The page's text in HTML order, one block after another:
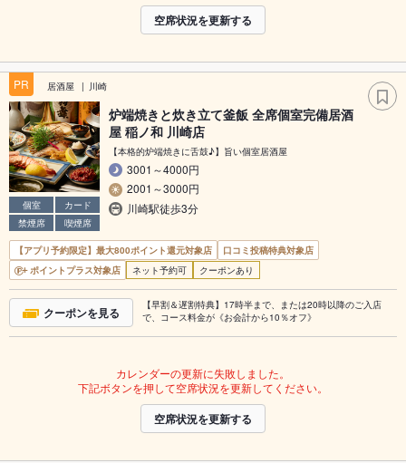
空席状況を更新する
PR 居酒屋 川崎
個室
カード
禁煙席
喫煙席
炉端焼きと炊き立て釜飯 全席個室完備居酒
屋 稲ノ和 川崎店
【本格的炉端焼きに舌鼓♪】旨い個室居酒屋
3001～4000円
2001～3000円
川崎駅徒歩3分
【アプリ予約限定】最大800ポイント還元対象店
口コミ投稿特典対象店
ポイントプラス対象店
ネット予約可 クーポンあり
クーポンを見る
【早割＆遅割特典】17時半まで、または20時以降のご入店
で、コース料金が《お会計から10％オフ》
カレンダーの更新に失敗しました。
下記ボタンを押して空席状況を更新してください。
空席状況を更新する